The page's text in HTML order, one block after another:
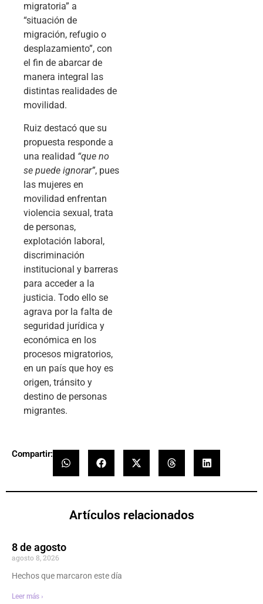
migratoria” a
“situación de
migración, refugio o
desplazamiento”, con
el fin de abarcar de
manera integral las
distintas realidades de
movilidad.
Ruiz destacó que su
propuesta responde a
una realidad “que no
se puede ignorar”, pues
las mujeres en
movilidad enfrentan
violencia sexual, trata
de personas,
explotación laboral,
discriminación
institucional y barreras
para acceder a la
justicia. Todo ello se
agrava por la falta de
seguridad jurídica y
económica en los
procesos migratorios,
en un país que hoy es
origen, tránsito y
destino de personas
migrantes.
Compartir:
Artículos relacionados
8 de agosto
agosto 8, 2026
Hechos que marcaron este día
Leer más ›